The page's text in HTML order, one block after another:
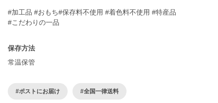
#加工品 #おもち#保存料不使用 #着色料不使用 #特産品
#こだわりの一品
保存方法
常温保管
#ポストにお届け #全国一律送料